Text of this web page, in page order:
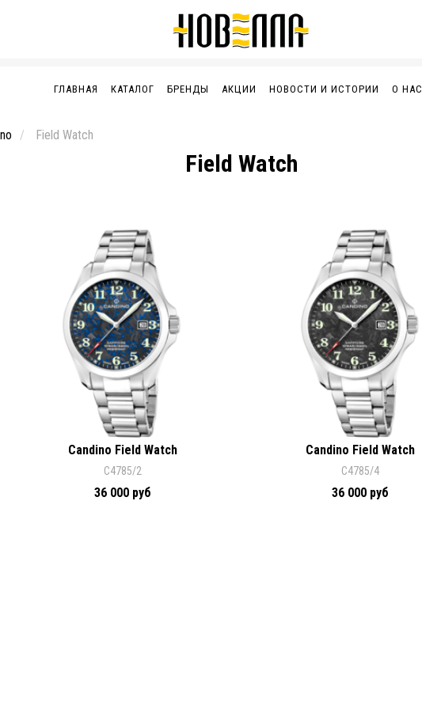
ГЛАВНАЯ КАТАЛОГ БРЕНДЫ АКЦИИ НОВОСТИ И ИСТОРИИ О НАС
Field Watch
Field Watch
Candino Field Watch
C4785/2
36 000 руб
Candino Field Watch
C4785/4
36 000 руб